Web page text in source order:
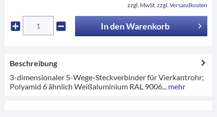
zzgl. MwSt. zzgl. Versandkosten
In denWarenkorb
Beschreibung
3-dimensionaler 5-Wege-Steckverbinder für Vierkantrohr;
Polyamid 6 ähnlich Weißaluminium RAL 9006...
mehr